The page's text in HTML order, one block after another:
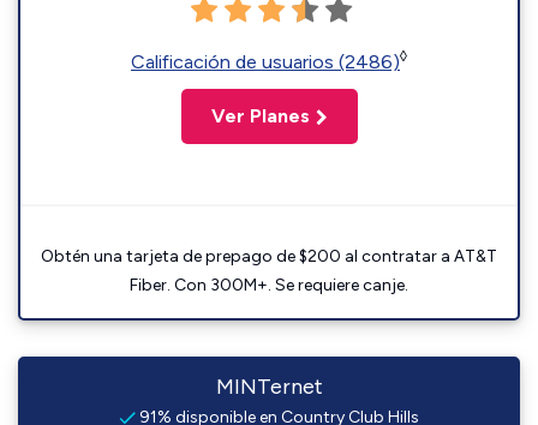
Calificación de usuarios (2486)◊
Ver Planes
Obtén una tarjeta de prepago de $200 al contratar a AT&T
Fiber. Con 300M+. Se requiere canje.
MINTernet
91% disponible en Country Club Hills